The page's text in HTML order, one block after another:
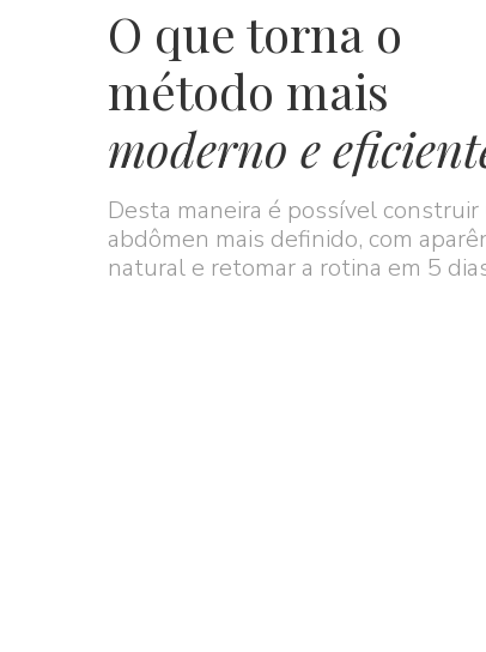
O que torna o
método mais
moderno e
Desta maneira é possível construir
abdômen mais definido, com
natural e retomar a rotina em 5